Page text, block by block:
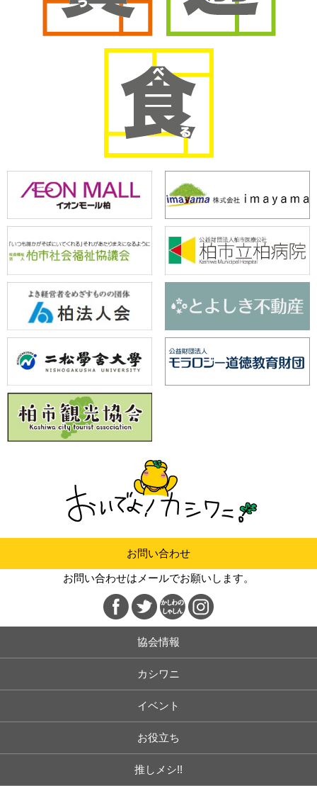
お問い合わせ
お問い合わせはメールでお願いします。
協会情報
カシワニ
イベント
お役立ち
推しメシ!!